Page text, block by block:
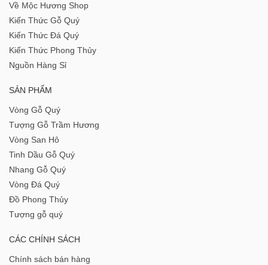
Về Mộc Hương Shop
Kiến Thức Gỗ Quý
Kiến Thức Đá Quý
Kiến Thức Phong Thủy
Nguồn Hàng Sỉ
SẢN PHẨM
Vòng Gỗ Quý
Tượng Gỗ Trầm Hương
Vòng San Hô
Tinh Dầu Gỗ Quý
Nhang Gỗ Quý
Vòng Đá Quý
Đồ Phong Thủy
Tượng gỗ quý
CÁC CHÍNH SÁCH
Chính sách bán hàng